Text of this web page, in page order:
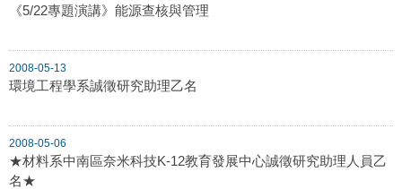
《5/22專題演講》能源查核與管理
2008-05-13
環境工程學系誠徵研究助理乙名
2008-05-06
★材料系中南區奈米科技K-12教育發展中心誠徵研究助理人員乙
名★